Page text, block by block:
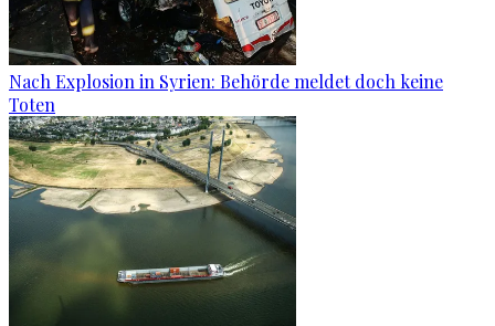
Nach Explosion in Syrien: Behörde meldet doch keine
Toten